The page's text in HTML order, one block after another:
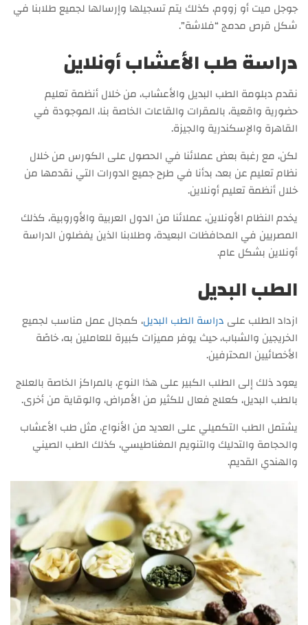
جوجل ميت أو زووم، كذلك يتم تسجيلها وإرسالها لجميع طلابنا في
شكل قرص مدمج “فلاشة”.
دراسة طب الأعشاب أونلاين
نقدم دبلومة الطب البديل والأعشاب، من خلال أنظمة تعليم
حضورية واقعية، بالمقرات والقاعات الخاصة بنا، الموجودة في
القاهرة والإسكندرية والجيزة.
لكن، مع رغبة بعض عملائنا في الحصول على الكورس من خلال
نظام تعليم عن بعد، بدأنا في طرح جميع الدورات التي نقدمها من
خلال أنظمة تعليم أونلاين.
يخدم النظام الأونلاين، عملائنا من الدول العربية والأوروبية، كذلك
المصريين في المحافظات البعيدة، وطلابنا الذين يفضلون الدراسة
أونلاين بشكل عام.
الطب البديل
ازداد الطلب على دراسة الطب البديل، كمجال عمل مناسب لجميع
الخريجين والشباب، حيث يوفر مميزات كبيرة للعاملين به، خاصًة
الأخصائيين المحترفين.
يعود ذلك إلى الطلب الكبير على هذا النوع، بالمراكز الخاصة بالعلاج
بالطب البديل، كعلاج فعال للكثير من الأمراض، والوقاية من أخرى.
يشتمل الطب التكميلي على العديد من الأنواع، مثل طب الأعشاب
والحجامة والتدليك والتنويم المغناطيسي، كذلك الطب الصيني
والهندي القديم.